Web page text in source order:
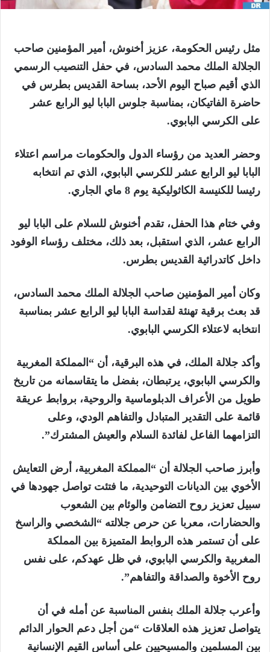
مثل رئيس الحكومة، عزيز أخنوش، أمير المؤمنين صاحب
الجلالة الملك محمد السادس، في حفل التنصيب الرسمي
الذي أقيم صباح اليوم الأحد، بساحة القديس بطرس في
حاضرة الفاتيكان، بمناسبة جلوس البابا ليو الرابع عشر
على الكرسي البابوي.
وحضر العديد من رؤساء الدول والحكومات مراسم اعتلاء
البابا ليو الرابع عشر للكرسي البابوي، الذي تم انتخابه
رئيسا للكنيسة الكاثوليكية يوم 8 ماي الجاري.
وفي ختام هذا الحفل، تقدم أخنوش للسلام على البابا ليو
الرابع عشر، الذي استقبل، بعد ذلك، مختلف رؤساء الوفود
داخل كاتدرائية القديس بطرس.
وكان أمير المؤمنين صاحب الجلالة الملك محمد السادس،
قد بعث برقية تهنئة لقداسة البابا ليو الرابع عشر بمناسبة
انتخابه لاعتلاء الكرسي البابوي.
وأكد جلالة الملك، في هذه البرقية، أن “المملكة المغربية
والكرسي البابوي، يرتبطان، بفضل ما يتقاسمانه من تاريخ
طويل من الأعراف الدبلوماسية والروحية، بروابط عريقة
قائمة على التقدير المتبادل والتفاهم الودي، وعلى
التزامهما الفاعل لفائدة السلام والعيش المشترك”.
وأبرز صاحب الجلالة أن “المملكة المغربية، أرض التعايش
الأخوي بين الديانات التوحيدية، ما فتئت تواصل جهودها في
سبيل تعزيز روح التضامن والوئام بين الشعوب
والحضارات، معربا عن حرص جلالته “الشخصي والراسخ
على أن تستمر هذه الروابط المتميزة بين المملكة
المغربية والكرسي البابوي، في ظل عهدكم، على نفس
روح الأخوة والصداقة والتفاهم”.
وأعرب جلالة الملك بنفس المناسبة عن أمله في أن
يتواصل تعزيز هذه العلاقات “من أجل دعم الحوار الدائم
بين المسلمين والمسيحيين على أساس القيم الإنسانية